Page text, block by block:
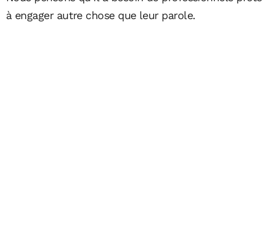
à engager autre chose que leur parole.